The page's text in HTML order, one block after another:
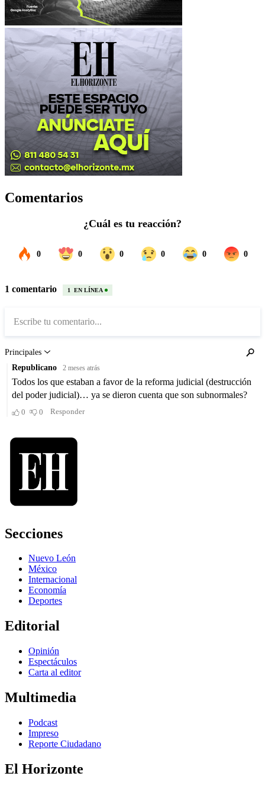
Comentarios
Secciones
Nuevo León
México
Internacional
Economía
Deportes
Editorial
Opinión
Espectáculos
Carta al editor
Multimedia
Podcast
Impreso
Reporte Ciudadano
El Horizonte